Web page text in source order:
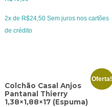
2x de R$24,50 Sem juros nos cartões
de crédito
Oferta!
Colchão Casal Anjos
Pantanal Thierry
1,38×1,88×17 (Espuma)